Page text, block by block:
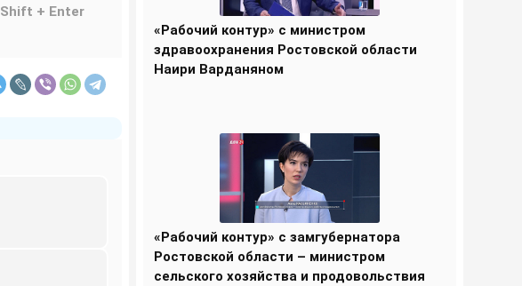
Shift + Enter
«Рабочий контур» с министром
здравоохранения Ростовской области
Наири Варданяном
«Рабочий контур» с замгубернатора
Ростовской области – министром
сельского хозяйства и продовольствия